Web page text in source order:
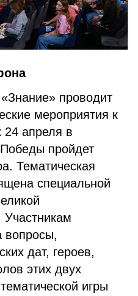
проводит
мероприятия к
апреля в
пройдет
Тематическая
специальной
Участникам
вопросы,
дат, героев,
этих двух
игры